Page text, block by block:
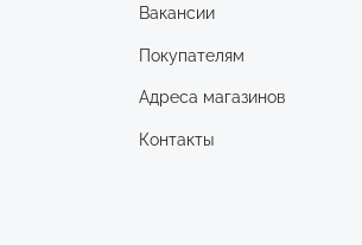
Вакансии
Покупателям
Адреса магазинов
Контакты